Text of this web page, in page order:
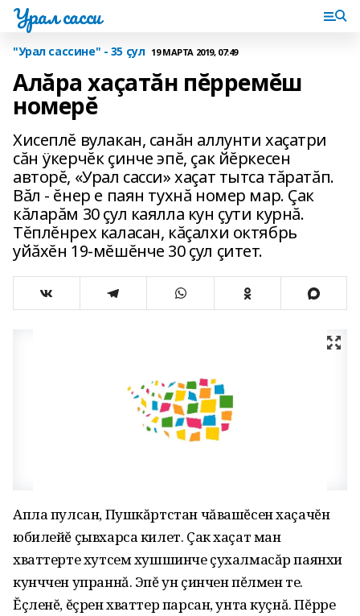
Урал сасси
"Урал сассине" - 35 çул 19 МАРТА 2019, 07:49
Алăра хаçатăн пĕрремĕш
номерĕ
Хисеплĕ вулакан, санăн аллунти хаçатри
сăн ÿкерчĕк çинче эпĕ, çак йĕркесен
авторĕ, «Урал сасси» хаçат тытса тăратăп.
Вăл - ĕнер е паян тухнă номер мар. Çак
кăларăм 30 çул каялла кун çути курнă.
Тĕплĕнрех каласан, кăçалхи октябрь
уйăхĕн 19-мĕшĕнче 30 çул çитет.
Апла пулсан, Пушкăртстан чăвашĕсен хаçачĕн
юбилейĕ çывхарса килет. Çак хаçат ман
хваттерте хутсем хушшинче çухалмасăр паянхи
кунччен упраннă. Эпĕ ун çинчен пĕлмен те.
Ĕçленĕ, ĕçрен хваттер парсан, унта куçнă. Пĕрре